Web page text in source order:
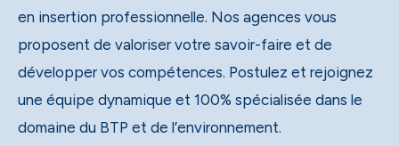
en insertion professionnelle. Nos agences vous
proposent de valoriser votre savoir-faire et de
développer vos compétences. Postulez et rejoignez
une équipe dynamique et 100% spécialisée dans le
domaine du BTP et de l’environnement.